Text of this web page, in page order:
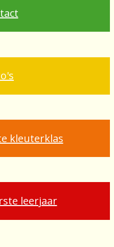
kleuterklas
leerjaar